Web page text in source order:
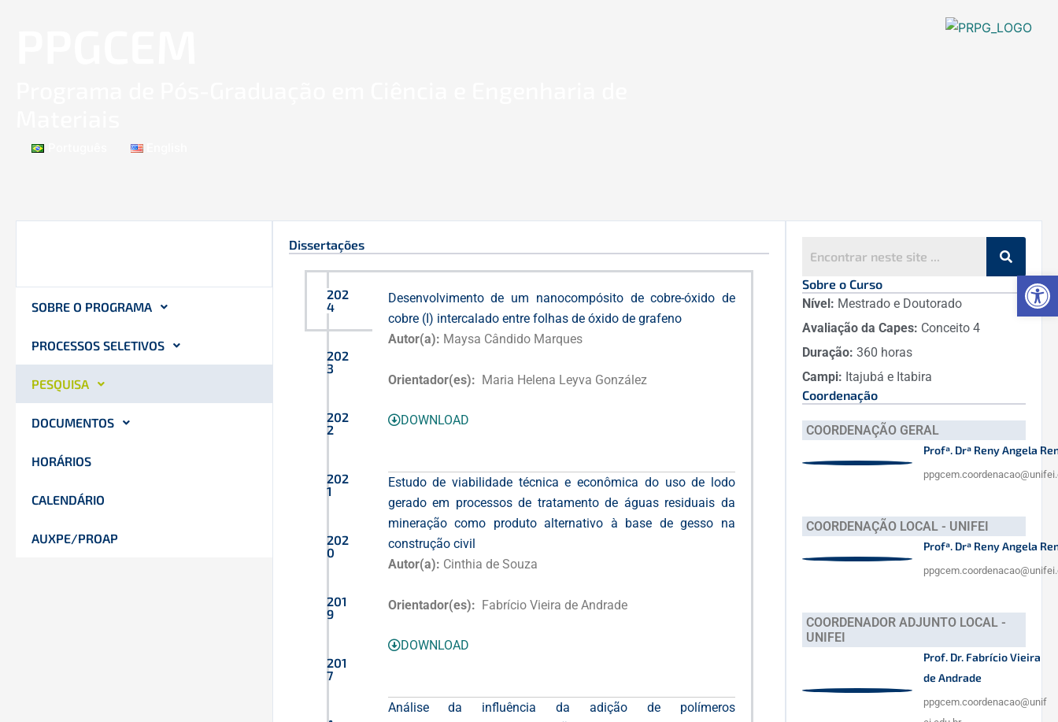
SOBRE O PROGRAMA
PROCESSOS SELETIVOS
PESQUISA
DOCUMENTOS
HORÁRIOS
CALENDÁRIO
AUXPE/PROAP
Dissertações
202
4
202
3
202
2
202
1
202
0
201
9
201
7
Desenvolvimento de um nanocompósito de cobre-óxido de
cobre (I) intercalado entre folhas de óxido de grafeno
Autor(a): Maysa Cândido Marques
Orientador(es): Maria Helena Leyva González
DOWNLOAD
Estudo de viabilidade técnica e econômica do uso de lodo
gerado em processos de tratamento de águas residuais da
mineração como produto alternativo à base de gesso na
construção civil
Autor(a): Cinthia de Souza
Orientador(es): Fabrício Vieira de Andrade
DOWNLOAD
Análise da influência da adição de polímeros
Sobre o Curso
Nível: Mestrado e Doutorado
Avaliação da Capes: Conceito 4
Duração: 360 horas
Campi: Itajubá e Itabira
Coordenação
COORDENAÇÃO GERAL
Profª. Drª Reny Angela
COORDENAÇÃO LOCAL - UNIFEI
Profª. Drª Reny Angela
COORDENADOR ADJUNTO LOCAL -
UNIFEI
Prof. Dr. Fabrício Vieira
de Andrade
ppgcem.coordenacao@unif